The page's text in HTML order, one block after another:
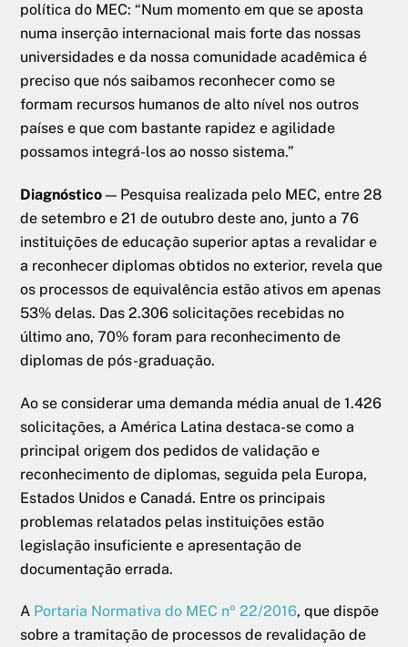
política do MEC: “Num momento em que se aposta
numa inserção internacional mais forte das nossas
universidades e da nossa comunidade acadêmica é
preciso que nós saibamos reconhecer como se
formam recursos humanos de alto nível nos outros
países e que com bastante rapidez e agilidade
possamos integrá-los ao nosso sistema.”
Diagnóstico — Pesquisa realizada pelo MEC, entre 28
de setembro e 21 de outubro deste ano, junto a 76
instituições de educação superior aptas a revalidar e
a reconhecer diplomas obtidos no exterior, revela que
os processos de equivalência estão ativos em apenas
53% delas. Das 2.306 solicitações recebidas no
último ano, 70% foram para reconhecimento de
diplomas de pós-graduação.
Ao se considerar uma demanda média anual de 1.426
solicitações, a América Latina destaca-se como a
principal origem dos pedidos de validação e
reconhecimento de diplomas, seguida pela Europa,
Estados Unidos e Canadá. Entre os principais
problemas relatados pelas instituições estão
legislação insuficiente e apresentação de
documentação errada.
A Portaria Normativa do MEC nº 22/2016, que dispõe
sobre a tramitação de processos de revalidação de